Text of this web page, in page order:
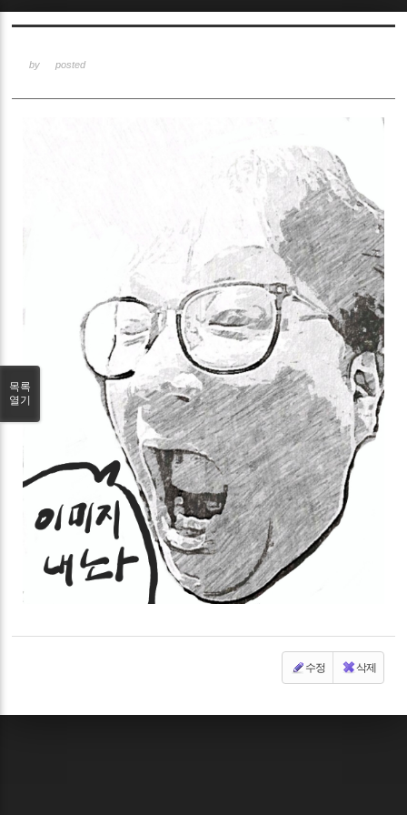
by posted
수정 삭제
목록
열기
Sketchbook5, 스케치북5
Sketchbook5, 스케치북5